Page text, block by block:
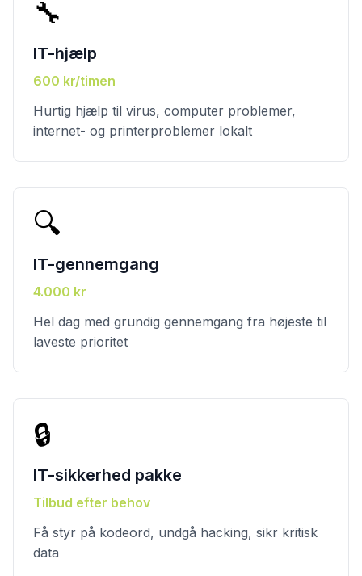
🔧
IT-hjælp
600 kr/timen
Hurtig hjælp til virus, computer problemer,
internet- og printerproblemer lokalt
🔍
IT-gennemgang
4.000 kr
Hel dag med grundig gennemgang fra højeste til
laveste prioritet
🔒
IT-sikkerhed pakke
Tilbud efter behov
Få styr på kodeord, undgå hacking, sikr kritisk
data